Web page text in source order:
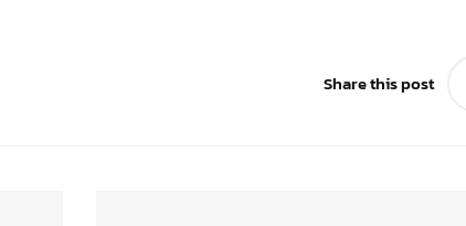
Share this post